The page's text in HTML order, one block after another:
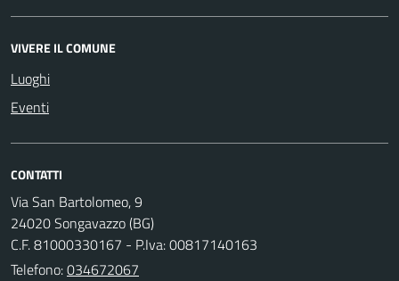
VIVERE IL COMUNE
Luoghi
Eventi
CONTATTI
Via San Bartolomeo, 9
24020 Songavazzo (BG)
C.F. 81000330167 - P.Iva: 00817140163
Telefono:034672067